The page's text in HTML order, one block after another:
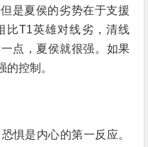
是夏侯的劣势在于支援
比T1英雄对线劣，清线
点，夏侯就很强。如果
控制。
惧是内心的第一反应。